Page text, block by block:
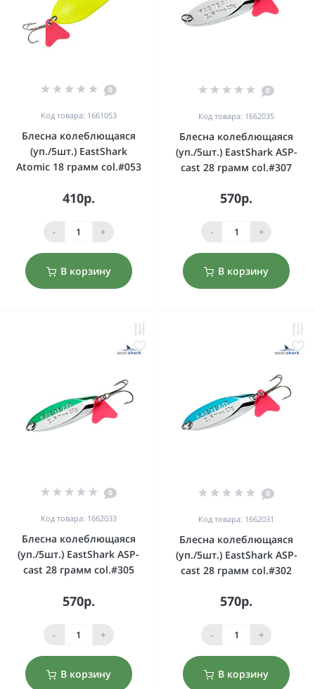
0
Код товара: 1661053
Блесна колеблющаяся
(уп./5шт.) EastShark
Atomic 18 грамм col.#053
410р.
- +
В корзину
0
Код товара: 1662035
Блесна колеблющаяся
(уп./5шт.) EastShark ASP-
cast 28 грамм col.#307
570р.
- +
В корзину
0
Код товара: 1662033
Блесна колеблющаяся
(уп./5шт.) EastShark ASP-
cast 28 грамм col.#305
570р.
- +
В корзину
0
Код товара: 1662031
Блесна колеблющаяся
(уп./5шт.) EastShark ASP-
cast 28 грамм col.#302
570р.
- +
В корзину